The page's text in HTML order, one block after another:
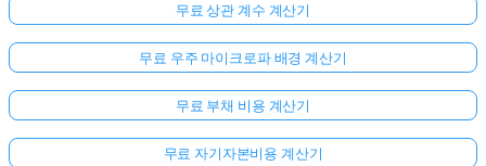
무료 상관 계수 계산기
무료 우주 마이크로파 배경 계산기
무료 부채 비용 계산기
무료 자기자본비용 계산기